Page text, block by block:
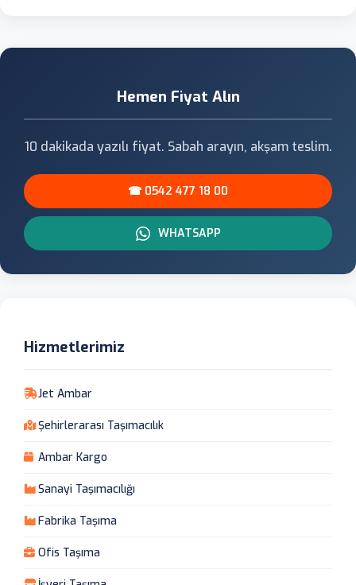
Hemen Fiyat Alın
10 dakikada yazılı fiyat. Sabah arayın, akşam teslim.
☎ 0542 477 18 00
WHATSAPP
Hizmetlerimiz
Jet Ambar
Şehirlerarası Taşımacılık
Ambar Kargo
Sanayi Taşımacılığı
Fabrika Taşıma
Ofis Taşıma